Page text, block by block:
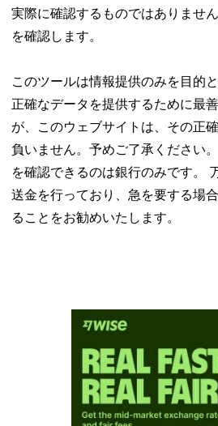
実際に確認するものではありませ
を確認します。
このツールは情報提供のみを目的
正確なデータを提供するために最
が、このウェブサイトは、その正
負いません。予めご了承ください
を確認できるのは銀行のみです。
送金を行っており、急を要する場
ることをお勧めいたします。